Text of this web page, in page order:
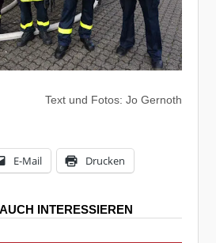
Text und Fotos: Jo Gernoth
E-Mail Drucken
INTERESSIEREN